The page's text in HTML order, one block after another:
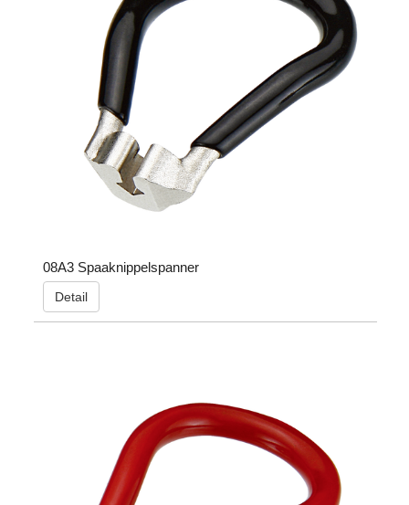
08A3 Spaaknippelspanner
Detail